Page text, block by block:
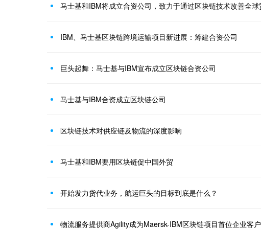
IBM、马士基区块链跨境运输项目新进展：筹建合资公司
巨头起舞：马士基与IBM宣布成立区块链合资公司
马士基与IBM合资成立区块链公司
区块链技术对供应链及物流的深度影响
马士基和IBM要用区块链促中国外贸
开始发力货代业务，航运巨头的目标到底是什么？
物流服务提供商Agility成为Maersk-IBM区块链项目首位企业客户